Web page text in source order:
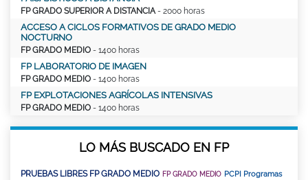
FP GRADO SUPERIOR A DISTANCIA- 2000 horas
ACCESO A CICLOS FORMATIVOS DE GRADO MEDIO
NOCTURNO
FP GRADO MEDIO - 1400 horas
FP LABORATORIO DE IMAGEN
FP GRADO MEDIO - 1400 horas
FP EXPLOTACIONES AGRÍCOLAS INTENSIVAS
FP GRADO MEDIO - 1400 horas
LO MÁS BUSCADO EN FP
PRUEBAS LIBRES FP GRADO MEDIO FP GRADO MEDIO PCPI Programas